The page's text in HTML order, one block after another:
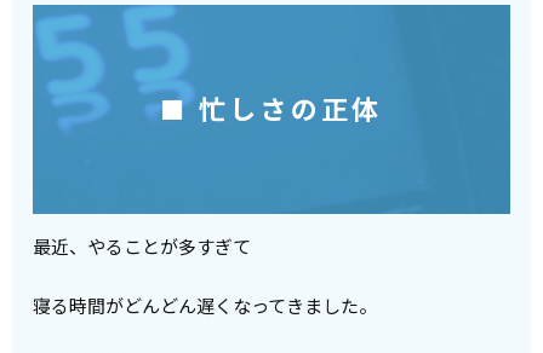
■ 忙しさの正体
最近、やることが多すぎて
寝る時間がどんどん遅くなってきました。